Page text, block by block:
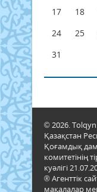
17
18
24
25
31
© 2026.
Қазақстан
Қоғамдық
комитетінің
куәлігі
® Агенттік
мақалалар